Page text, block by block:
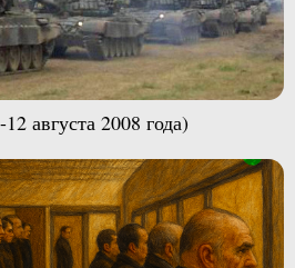
августа 2008 года)